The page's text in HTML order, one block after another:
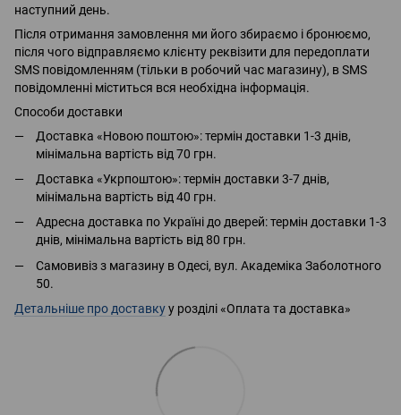
наступний день.
Після отримання замовлення ми його збираємо і бронюємо,
після чого відправляємо клієнту реквізити для передоплати
SMS повідомленням (тільки в робочий час магазину), в SMS
повідомленні міститься вся необхідна інформація.
Способи доставки
Доставка «Новою поштою»: термін доставки 1-3 днів,
мінімальна вартість від 70 грн.
Доставка «Укрпоштою»: термін доставки 3-7 днів,
мінімальна вартість від 40 грн.
Адресна доставка по Україні до дверей: термін доставки 1-3
днів, мінімальна вартість від 80 грн.
Самовивіз з магазину в Одесі, вул. Академіка Заболотного
50.
Детальніше про доставкуу розділі «Оплата та доставка»